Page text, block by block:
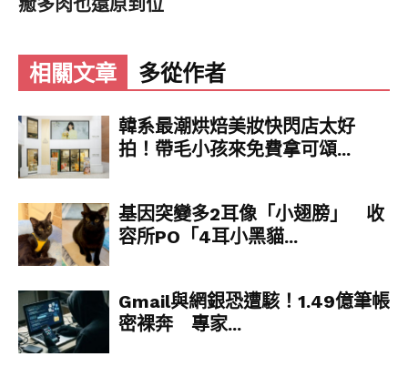
▼在天空看到了一隻海豚～
癒多肉也還原到位
相關文章 多從作者
韓系最潮烘焙美妝快閃店太好
拍！帶毛小孩來免費拿可頌...
基因突變多2耳像「小翅膀」 收
容所PO「4耳小黑貓...
Gmail與網銀恐遭駭！1.49億筆帳
密裸奔 專家...